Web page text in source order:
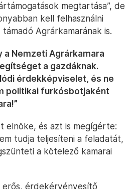
megtartása”, de
kell felhasználni
Agrárkamarának is.
a Nemzeti Agrárkamara
a gazdáknak.
érdekképviselet, és ne
politikai furkósbotjaként
elnöke, és azt is megígérte:
tudja teljesíteni a feladatát,
a kötelező kamarai
erős, érdekérvényesítő